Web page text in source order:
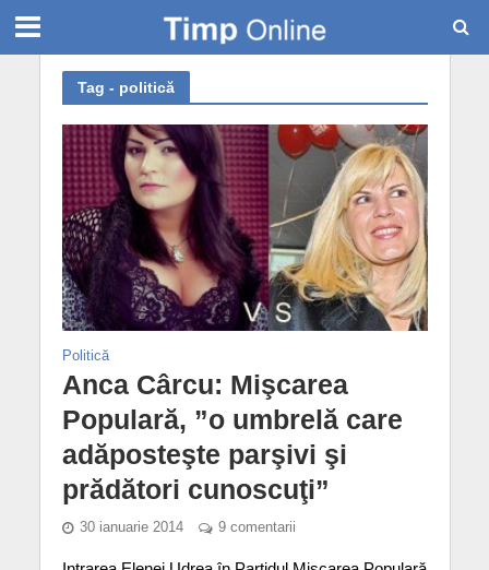
Tag - politică
Politică
Anca Cârcu: Mişcarea
Populară, ”o umbrelă care
adăposteşte parşivi şi
prădători cunoscuţi”
30 ianuarie 2014 9 comentarii